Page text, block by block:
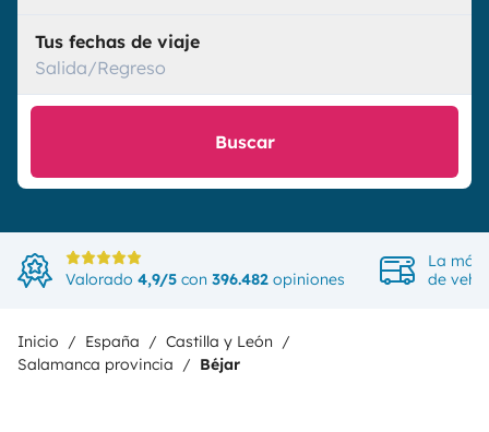
Tus fechas de viaje
Salida/Regreso
Buscar
Valorado 4,9/5 con 396.482 opiniones
La más
de
Inicio España
Castilla y León
Salamanca provincia
Béjar